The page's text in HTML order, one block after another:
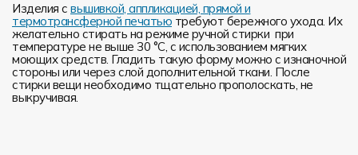
Изделия с вышивкой, аппликацией, прямой и
термотрансферной печатью требуют бережного ухода. Их
желательно стирать на режиме ручной стирки при
температуре не выше 30 °C, с использованием мягких
моющих средств. Гладить такую форму можно с изнаночной
стороны или через слой дополнительной ткани. После
стирки вещи необходимо тщательно прополоскать, не
выкручивая.